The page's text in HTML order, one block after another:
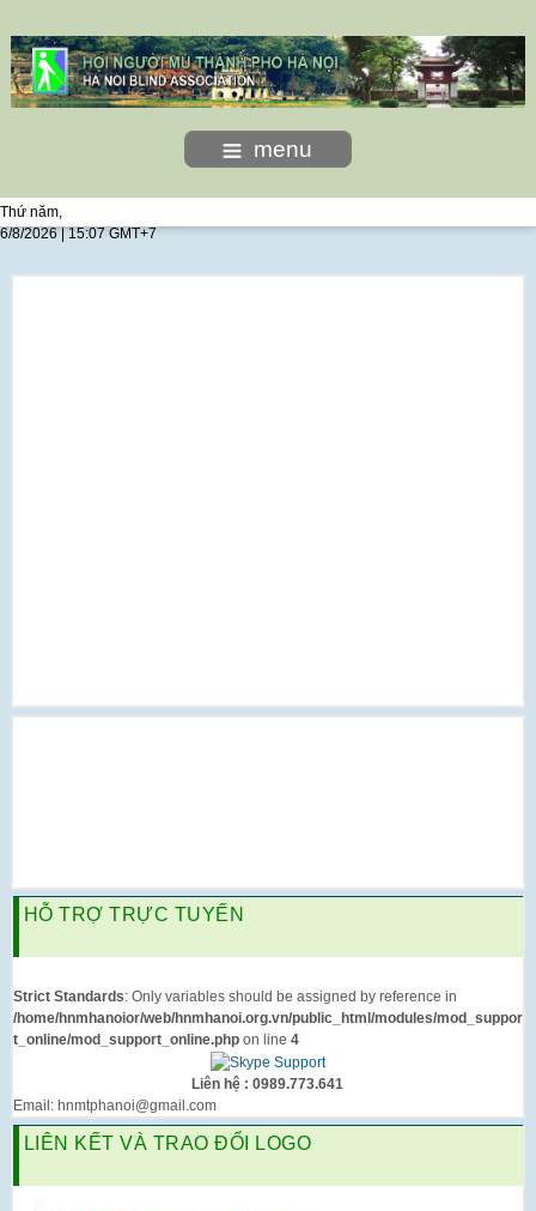
menu
Thứ năm,
6/8/2026 | 15:07 GMT+7
HỖ TRỢ TRỰC TUYẾN
Strict Standards: Only variables should be assigned by reference in
/home/hnmhanoior/web/hnmhanoi.org.vn/public_html/modules/mod_suppor
t_online/mod_support_online.phpon line 4
Liên hệ : 0989.773.641
Email: hnmtphanoi@gmail.com
LIÊN KẾT VÀ TRAO ĐỔI LOGO